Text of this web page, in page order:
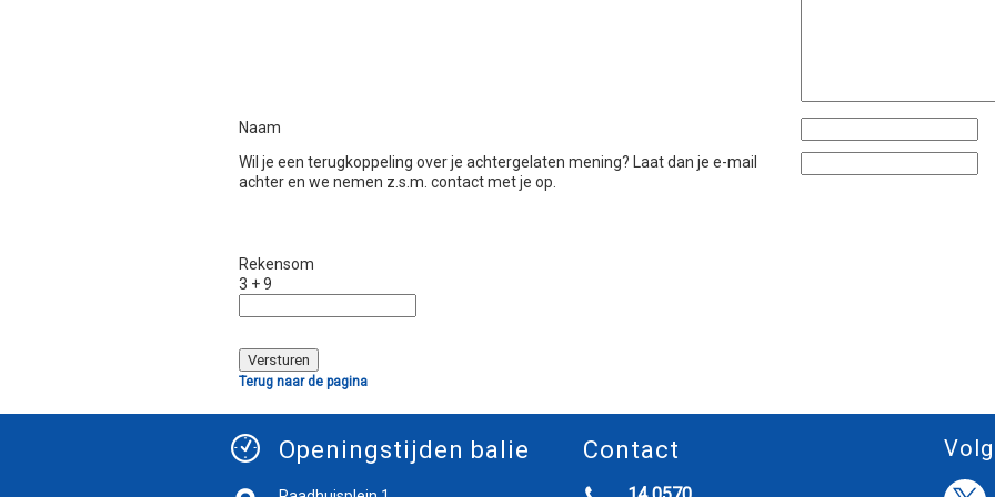
Naam
Wil je een terugkoppeling over je achtergelaten mening? Laat dan je e-mail
achter en we nemen z.s.m. contact met je op.
Rekensom
3 + 9
Terug naar de pagina
Openingstijden balie Contact